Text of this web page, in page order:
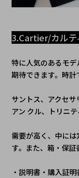
3.Cartier/カルテ
特に人気のあるモ
期待できます。時計
サントス、アクセ
アン クル、トリニ
需要が高く、中に
す。また、箱・保証
・説明書・購入証